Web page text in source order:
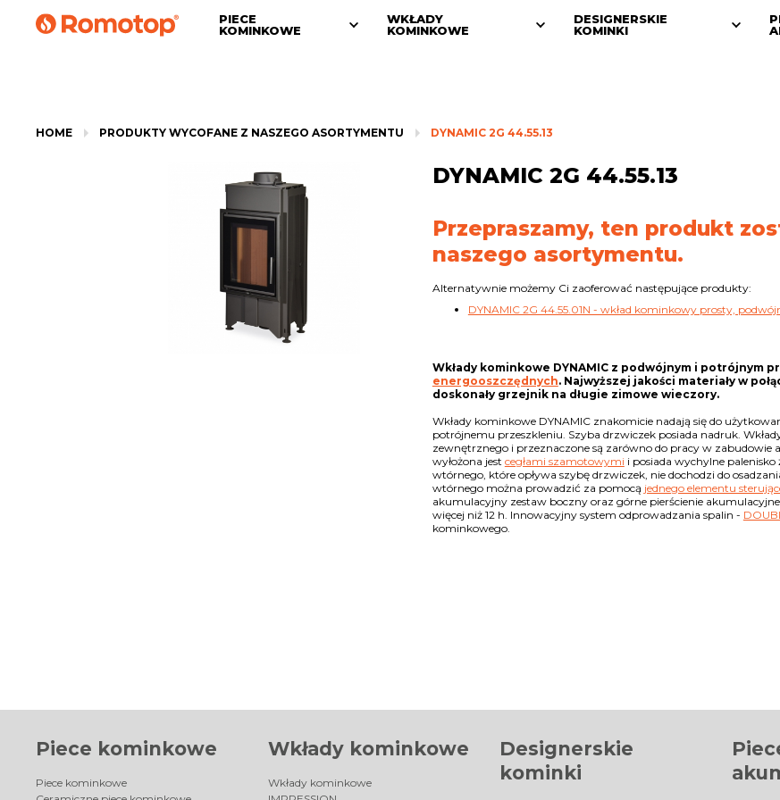
PIECE
KOMINKOWE
WKŁADY
KOMINKOWE
DESIGNERSKIE
KOMINKI
HOME PRODUKTY WYCOFANE Z NASZEGO ASORTYMENTU DYNAMIC 2G 44.55.13
DYNAMIC 2G 44.55.13
Przepraszamy, ten produkt
naszego asortymentu.
Alternatywnie możemy Ci zaoferować następujące produkty:
DYNAMIC 2G 44.55.01N - wkład kominkowy prosty,
Wkłady kominkowe DYNAMIC z podwójnym i potrójnym
energooszczędnych. Najwyższej jakości materiały w
doskonały grzejnik na długie zimowe wieczory.
Wkłady kominkowe DYNAMIC znakomicie nadają się do
potrójnemu przeszkleniu. Szyba drzwiczek posiada nadruk.
zewnętrznego i przeznaczone są zarówno do pracy w zabudowie
wyłożona jest cegłami szamotowymi i posiada wychylne
wtórnego, które opływa szybę drzwiczek, nie dochodzi do
wtórnego można prowadzić za pomocą jednego elementu
akumulacyjny zestaw boczny oraz górne pierścienie akumulacyjne
więcej niż 12 h. Innowacyjny system odprowadzania spalin -
kominkowego.
Piece kominkowe
Piece kominkowe
Wkłady kominkowe
Wkłady kominkowe
Designerskie
kominki